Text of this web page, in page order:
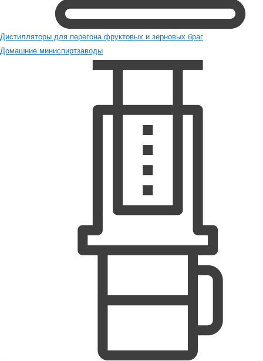
Дистилляторы для перегона фруктовых и зерновых браг
Домашние миниспиртзаводы